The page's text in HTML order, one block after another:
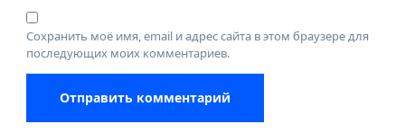
Сохранить моё имя, email и адрес сайта в этом браузере для
последующих моих комментариев.